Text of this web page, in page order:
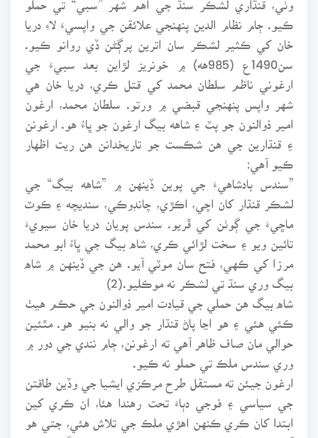
ڪيو. ڄام نظام الدين پنهنجي علائقن جي واپسيءَ لاءِ دريا
خان کي ڪثير لشڪر سان اترين پرڳڻن ڏي روانو ڪيو.
سن1490ع (985هه) ۾ خونريز لڙاين بعد سبيءَ جي
ارغوني ناظم سلطان محمد کي قتل ڪري، دريا خان هي
شهر واپس پنهنجي قبضي ۾ ورتو. سلطان محمد، ارغون
امير ذوالنون جو پٽ ۽ شاهه بيگ ارغون جو ڀاءُ هو. ارغونن
۽ قنڌارين جي هن شڪست جو تاريخدانن هن ريت اظهار
ڪيو آهي:
”سندس بادشاهيءَ جي پوين ڏينهن ۾ ”شاهه بيگ“ جي
لشڪر قنڌار کان اچي، اڪڙي، چانڊوڪي، سنديچه ۽ ڪوٽ
ماڇيءَ جي ڳوٺن کي ڦريو. سندس پويان دريا خان سيويءَ
تائين ويو ۽ سخت لڙائي ڪري، شاه بيگ جي ڀاءُ ابو محمد
مرزا کي ڪهي، فتح سان موٽي آيو. هن جي ڏينهن ۾ شاه
بيگ وري سنڌ تي لشڪر نه موڪليو.(2)
شاه بيگ هن حملي جي قيادت امير ذوالنون جي حڪم هيٺ
ڪئي هئي ۽ هو اڃا پاڻ قنڌار جو والي نه بنيو هو. مٿئين
حوالي مان صاف ظاهر آهي ته ارغونن، ڄام نندي جي دور ۾
وري سندس ملڪ تي حملو نه ڪيو.
ارغون جيئن ته مستقل طرح مرڪزي ايشيا جي وڏين طاقتن
جي سياسي ۽ فوجي دٻاءَ تحت رهندا هئا، ان ڪري کين
ابتدا کان ڪري ڪنهن اهڙي ملڪ جي تلاش هئي، جتي هو